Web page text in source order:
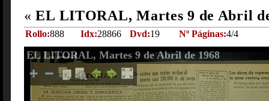
« EL LITORAL, Martes 9 de Abril
Rollo:888 Idx:28866 Dvd:19 Nº Páginas:4/4
EL LITORAL, Martes 9 de Abril de 1968